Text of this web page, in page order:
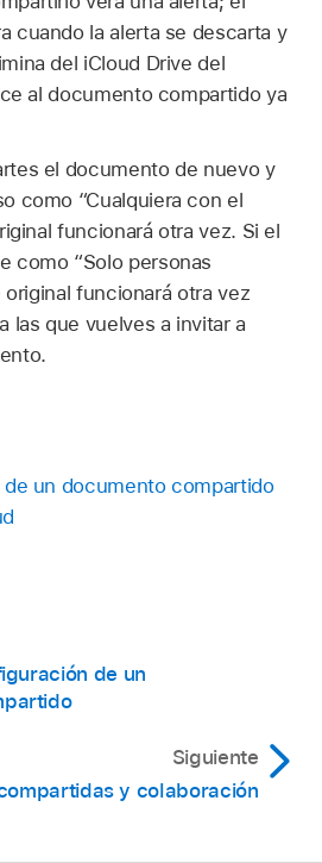
cuando la alerta se descarta y
del iCloud Drive del
al documento compartido ya
el documento de nuevo y
como “Cualquiera con el
funcionará otra vez. Si el
como “Solo personas
original funcionará otra vez
las que vuelves a invitar a
de un documento compartido
de un
Siguiente
y colaboración